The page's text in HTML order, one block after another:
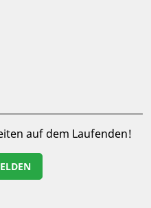
auf dem Laufenden!